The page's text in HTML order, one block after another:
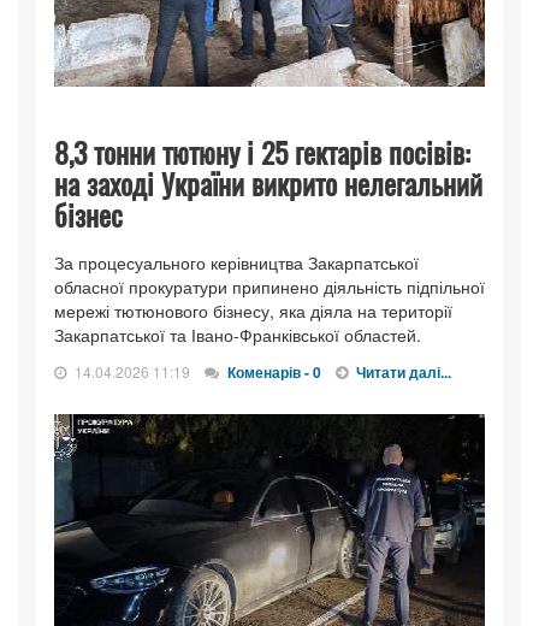
8,3 тонни тютюну і 25 гектарів посівів:
на заході України викрито нелегальний
бізнес
За процесуального керівництва Закарпатської
обласної прокуратури припинено діяльність підпільної
мережі тютюнового бізнесу, яка діяла на території
Закарпатської та Івано-Франківської областей.
14.04.2026 11:19 Коменарів - 0 Читати далі...